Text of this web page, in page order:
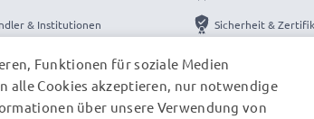
& Institutionen Sicherheit &
Impressum
Funktionen für soziale Medien
alle Cookies akzeptieren, nur notwendige
über unsere Verwendung von